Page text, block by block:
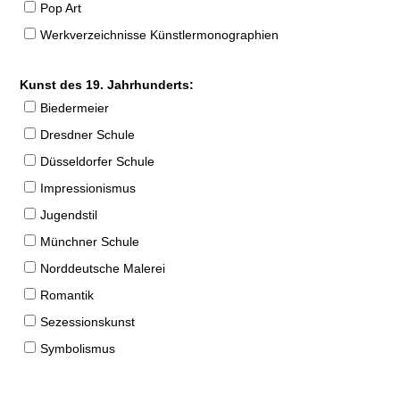
Pop Art
Werkverzeichnisse Künstlermonographien
Kunst des 19. Jahrhunderts:
Biedermeier
Dresdner Schule
Düsseldorfer Schule
Impressionismus
Jugendstil
Münchner Schule
Norddeutsche Malerei
Romantik
Sezessionskunst
Symbolismus